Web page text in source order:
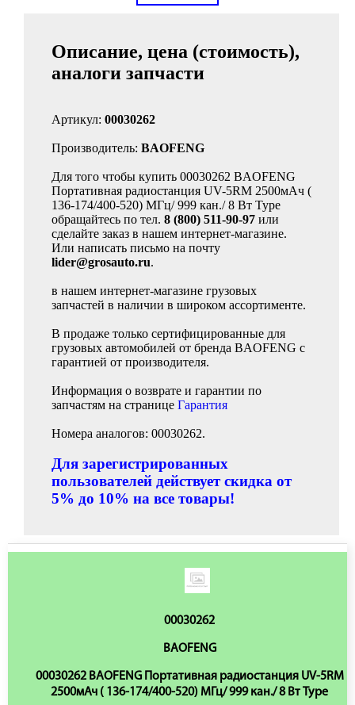
Описание, цена (стоимость),
аналоги запчасти
Артикул: 00030262
Производитель: BAOFENG
Для того чтобы купить 00030262 BAOFENG
Портативная радиостанция UV-5RM 2500мАч (
136-174/400-520) МГц/ 999 кан./ 8 Вт Type
обращайтесь по тел. 8 (800) 511-90-97 или
сделайте заказ в нашем интернет-магазине.
Или написать письмо на почту
lider@grosauto.ru.
в нашем интернет-магазине грузовых
запчастей в наличии в широком ассортименте.
В продаже только сертифицированные для
грузовых автомобилей от бренда BAOFENG с
гарантией от производителя.
Информация о возврате и гарантии по
запчастям на странице Гарантия
Номера аналогов: 00030262.
Для зарегистрированных
пользователей действует скидка от
5% до 10% на все товары!
00030262
BAOFENG
00030262 BAOFENG Портативная радиостанция UV-5RM
2500мАч ( 136-174/400-520) МГц/ 999 кан./ 8 Вт Type